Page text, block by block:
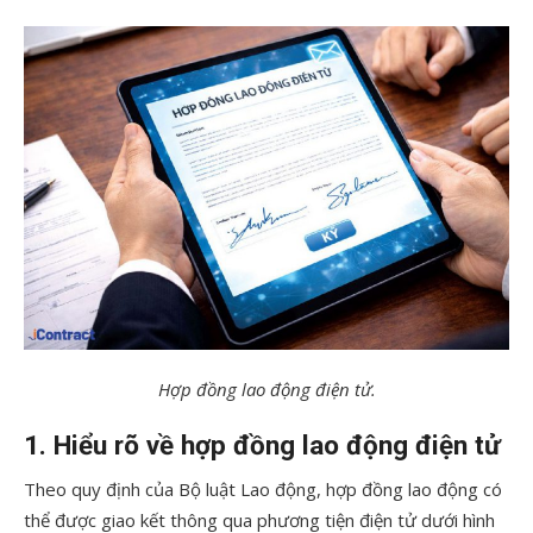
Hợp đồng lao động điện tử.
1. Hiểu rõ về hợp đồng lao động điện tử
Theo quy định của Bộ luật Lao động, hợp đồng lao động có
thể được giao kết thông qua phương tiện điện tử dưới hình